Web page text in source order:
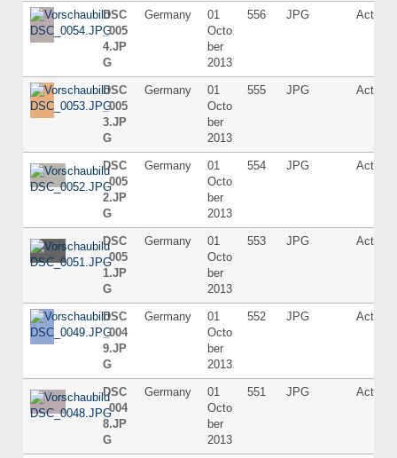
DSC
_005
4.JP
G
Germany
01
Octo
ber
2013
556 JPG Active
DSC
_005
3.JP
G
Germany
01
Octo
ber
2013
555 JPG Active
DSC
_005
2.JP
G
Germany
01
Octo
ber
2013
554 JPG Active
DSC
_005
1.JP
G
Germany
01
Octo
ber
2013
553 JPG Active
DSC
_004
9.JP
G
Germany
01
Octo
ber
2013
552 JPG Active
DSC
_004
8.JP
G
Germany
01
Octo
ber
2013
551 JPG Active